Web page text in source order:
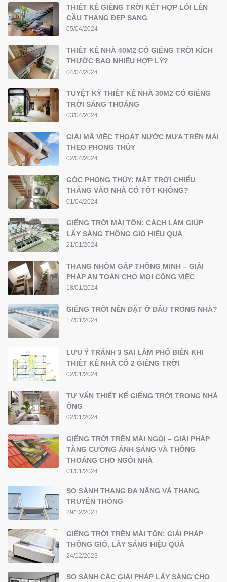
THIẾT KẾ GIẾNG TRỜI KẾT HỢP LỐI LÊN
CẦU THANG ĐẸP SANG
05/04/2024
THIẾT KẾ NHÀ 40M2 CÓ GIẾNG TRỜI KÍCH
THƯỚC BAO NHIÊU HỢP LÝ?
04/04/2024
TUYỆT KỸ THIẾT KẾ NHÀ 30M2 CÓ GIẾNG
TRỜI SÁNG THOÁNG
03/04/2024
GIẢI MÃ VIỆC THOÁT NƯỚC MƯA TRÊN MÁI
THEO PHONG THỦY
02/04/2024
GÓC PHONG THỦY: MẶT TRỜI CHIẾU
THẲNG VÀO NHÀ CÓ TỐT KHÔNG?
01/04/2024
GIẾNG TRỜI MÁI TÔN: CÁCH LÀM GIÚP
LẤY SÁNG THÔNG GIÓ HIỆU QUẢ
21/01/2024
THANG NHÔM GẤP THÔNG MINH – GIẢI
PHÁP AN TOÀN CHO MỌI CÔNG VIỆC
18/01/2024
GIẾNG TRỜI NÊN ĐẶT Ở ĐÂU TRONG NHÀ?
17/01/2024
LƯU Ý TRÁNH 3 SAI LẦM PHỔ BIẾN KHI
THIẾT KẾ NHÀ CÓ 2 GIẾNG TRỜI
02/01/2024
TƯ VẤN THIẾT KẾ GIẾNG TRỜI TRONG NHÀ
ỐNG
02/01/2024
GIẾNG TRỜI TRÊN MÁI NGÓI – GIẢI PHÁP
TĂNG CƯỜNG ÁNH SÁNG VÀ THÔNG
THOÁNG CHO NGÔI NHÀ
01/01/2024
SO SÁNH THANG ĐA NĂNG VÀ THANG
TRUYỀN THỐNG
29/12/2023
GIẾNG TRỜI TRÊN MÁI TÔN: GIẢI PHÁP
THÔNG GIÓ, LẤY SÁNG HIỆU QUẢ
24/12/2023
SO SÁNH CÁC GIẢI PHÁP LẤY SÁNG CHO